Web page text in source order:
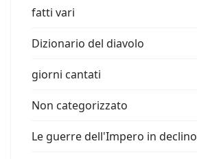
fatti vari
Dizionario del diavolo
giorni cantati
Non categorizzato
Le guerre dell'Impero in declino